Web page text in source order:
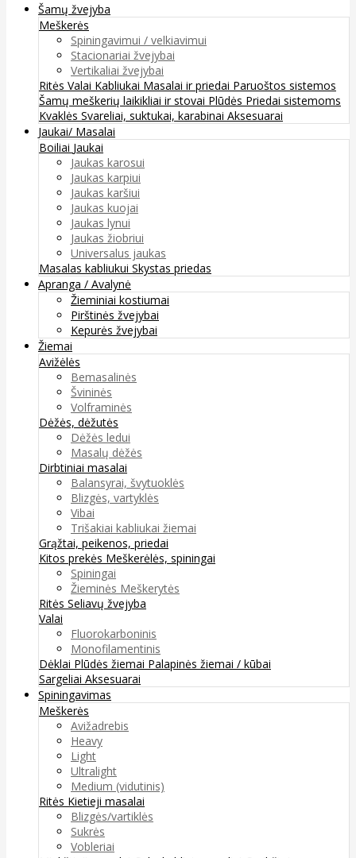
Šamų žvejyba
Meškerės
Spiningavimui / velkiavimui
Stacionariai žvejybai
Vertikaliai žvejybai
Ritės Valai Kabliukai Masalai ir priedai Paruoštos sistemos
Šamų meškerių laikikliai ir stovai Plūdės Priedai sistemoms
Kvaklės Svareliai, suktukai, karabinai Aksesuarai
Jaukai/ Masalai
Boiliai Jaukai
Jaukas karosui
Jaukas karpiui
Jaukas karšiui
Jaukas kuojai
Jaukas lynui
Jaukas žiobriui
Universalus jaukas
Masalas kabliukui Skystas priedas
Apranga / Avalynė
Žieminiai kostiumai
Pirštinės žvejybai
Kepurės žvejybai
Žiemai
Avižėlės
Bemasalinės
Švininės
Volframinės
Dėžės, dėžutės
Dėžės ledui
Masalų dėžės
Dirbtiniai masalai
Balansyrai, švytuoklės
Blizgės, vartyklės
Vibai
Trišakiai kabliukai žiemai
Grąžtai, peikenos, priedai
Kitos prekės Meškerėlės, spiningai
Spiningai
Žieminės Meškerytės
Ritės Seliavų žvejyba
Valai
Fluorokarboninis
Monofilamentinis
Dėklai Plūdės žiemai Palapinės žiemai / kūbai
Sargeliai Aksesuarai
Spiningavimas
Meškerės
Avižadrebis
Heavy
Light
Ultralight
Medium (vidutinis)
Ritės Kietieji masalai
Blizgės/vartiklės
Sukrės
Vobleriai